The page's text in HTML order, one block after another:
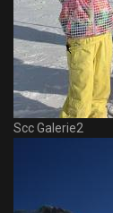
Scc Galerie2